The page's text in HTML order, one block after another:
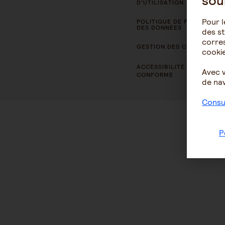
D’UTILISATION
POLITIQUE DE PROTECTION
DES DONNÉES
GESTION DES COOKIES
ACCESSIBILITÉ : NON
CONFORME
Pour
des
Avec
de